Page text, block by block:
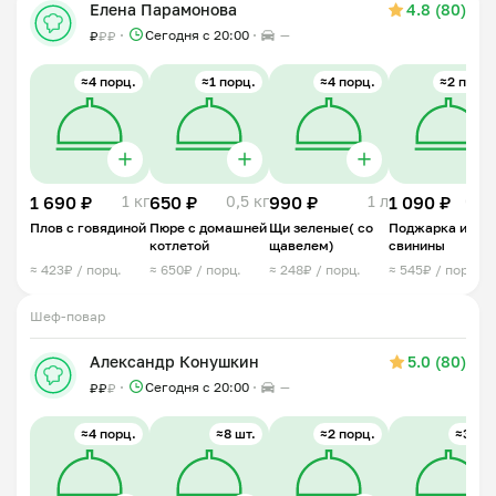
Елена Парамонова 4.8 (80)
₽₽₽ Сегодня с 20:00 —
≈4 порц.
1 690 ₽ 1 кг
Плов с говядиной
≈ 423₽ / порц.
≈1 порц.
650 ₽ 0,5 кг
Пюре с домашней
котлетой
≈ 650₽ / порц.
≈4 порц.
990 ₽ 1 л
Щи зеленые( со
щавелем)
≈ 248₽ / порц.
≈2 порц.
1 090 ₽
Поджарка из
свинины
≈ 545₽ / порц.
Шеф-повар
Александр Конушкин 5.0 (80)
₽₽₽ Сегодня с 20:00 —
≈4 порц. ≈8 шт. ≈2 порц. ≈3 шт.